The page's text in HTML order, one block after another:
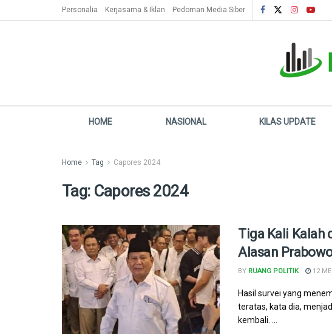
Personalia Kerjasama & Iklan Pedoman Media Siber
HOME NASIONAL KILAS UPDATE
Home Tag Capores 2024
Tag: Capores 2024
Tiga Kali Kalah
Alasan
BY RUANG POLITIK 12
Hasil survei yang
teratas, kata dia,
kembali. ...